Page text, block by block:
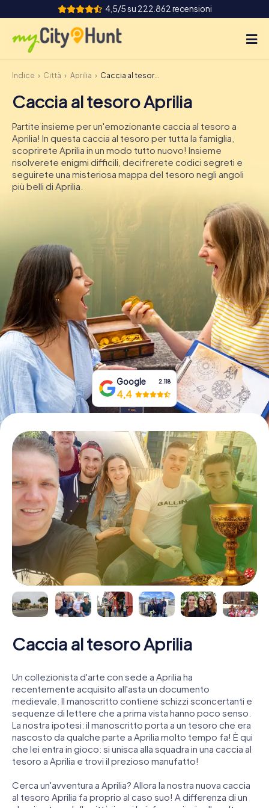
4,5/5 su 222.862 recensioni
Come funziona
Città
Tour
Team Building
Biglietti
DE
IE
IT
Prenota Biglietti
Acquista i Voucher
Indice Città Aprilia Caccia al tesoro Aprilia
Caccia al tesoro Aprilia
Partite insieme per un'emozionante caccia al tesoro a
Aprilia! In questa caccia al tesoro per tutta la famiglia,
scoprirete Aprilia in un modo tutto nuovo! Insieme
risolverete enigmi difficili, decifrerete codici segreti e
seguirete una misteriosa mappa del tesoro negli angoli
più belli di Aprilia.
Google 2.118
4,4
Caccia al tesoro Aprilia
Un collezionista d'arte con sede a Aprilia ha
recentemente acquisito all'asta un documento
medievale. Il manoscritto contiene schizzi sconcertanti e
sequenze di lettere che a prima vista hanno poco senso.
La nostra ipotesi: il manoscritto porta a un tesoro che era
nascosto da qualche parte a Aprilia molto tempo fa! È qui
che lei entra in gioco: si unisca alla squadra in una caccia al
tesoro a Aprilia e trovi il prezioso manufatto!
Cerca un'avventura a Aprilia? Allora la nostra nuova caccia
al tesoro Aprilia fa proprio al caso suo! A differenza di un